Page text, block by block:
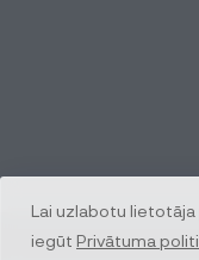
Lai uzlabotu
iegūt Privātuma